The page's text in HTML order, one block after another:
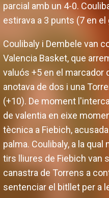
parcial amb un 4-0.
estirava a 3 punts (7 en
Coulibaly i Dembele van
Valencia Basket, que
valuós +5 en el marcador
anotava de dos i una
(+10). De moment
de valentia en eixe
tècnica a Fiebich,
palma. Coulibaly, a la
tirs lliures de Fiebich van
canastra de Torrens a
sentenciar el bitllet per a